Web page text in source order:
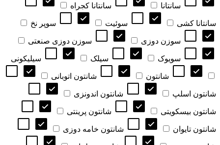
سانتانا سانتانا کجراه
سانتانا کشی سوئیت سوپر نخ
سوزن دوزی سوزن دوزی صنعتی
سویوک سیلک سیلیکونی
شانتون شانتون اتوبانی
شانتون اسلپ شانتون اندونزی
شانتون بیسکویتی شانتون پرینتی
شانتون تایوان شانتون خامه دوزی